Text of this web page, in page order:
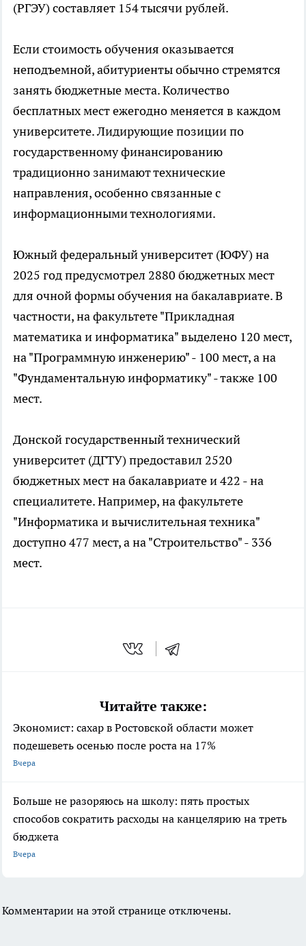
(РГЭУ) составляет 154 тысячи рублей.
Если стоимость обучения оказывается
неподъемной, абитуриенты обычно стремятся
занять бюджетные места. Количество
бесплатных мест ежегодно меняется в каждом
университете. Лидирующие позиции по
государственному финансированию
традиционно занимают технические
направления, особенно связанные с
информационными технологиями.
Южный федеральный университет (ЮФУ) на
2025 год предусмотрел 2880 бюджетных мест
для очной формы обучения на бакалавриате. В
частности, на факультете "Прикладная
математика и информатика" выделено 120 мест,
на "Программную инженерию" - 100 мест, а на
"Фундаментальную информатику" - также 100
мест.
Донской государственный технический
университет (ДГТУ) предоставил 2520
бюджетных мест на бакалавриате и 422 - на
специалитете. Например, на факультете
"Информатика и вычислительная техника"
доступно 477 мест, а на "Строительство" - 336
мест.
Читайте также:
Экономист: сахар в Ростовской области может
подешеветь осенью после роста на 17%
Вчера
Больше не разоряюсь на школу: пять простых
способов сократить расходы на канцелярию на треть
бюджета
Вчера
Комментарии на этой странице отключены.